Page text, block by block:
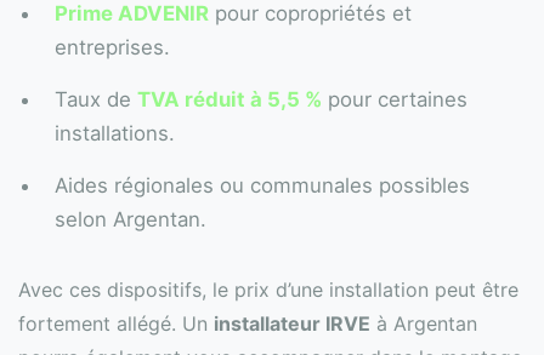
Prime ADVENIR pour copropriétés et
entreprises.
Taux de TVA réduit à 5,5 % pour certaines
installations.
Aides régionales ou communales possibles
selon Argentan.
Avec ces dispositifs, le prix d’une installation peut être
fortement allégé. Un installateur IRVE à Argentan